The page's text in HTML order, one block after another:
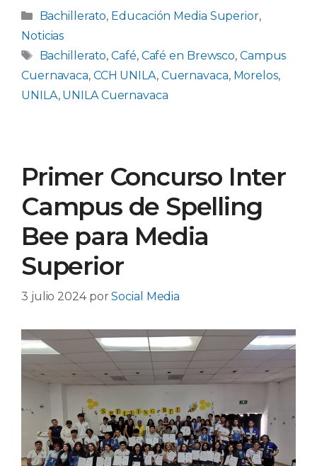
Categorías
Bachillerato, Educación Media Superior,
Noticias
Etiquetas
Bachillerato,Café, Café en Brewsco, Campus
Cuernavaca, CCH UNILA, Cuernavaca, Morelos,
UNILA, UNILA Cuernavaca
Primer Concurso Inter
Campus de Spelling
Bee para Media
Superior
3 julio 2024 porSocial Media